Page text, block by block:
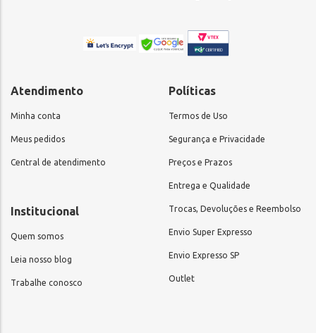
Atendimento
Minha conta
Meus pedidos
Central de atendimento
Institucional
Quem somos
Leia nosso blog
Trabalhe conosco
Políticas
Termos de Uso
Segurança e Privacidade
Preços e Prazos
Entrega e Qualidade
Trocas, Devoluções e Reembolso
Envio Super Expresso
Envio Expresso SP
Outlet